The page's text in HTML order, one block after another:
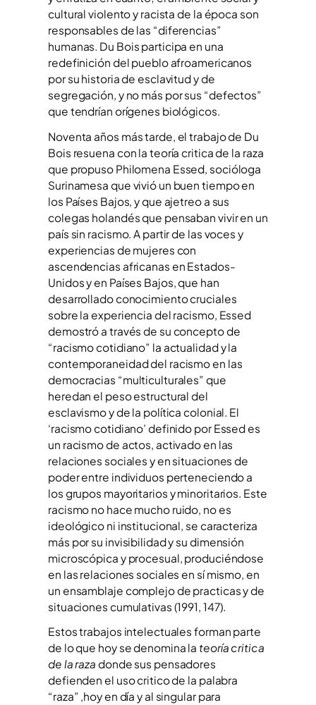
cultural violento y racista de la época son
responsables de las “diferencias”
humanas. Du Bois participa en una
redefinición del pueblo afroamericanos
por su historia de esclavitud y de
segregación, y no más por sus “defectos”
que tendrían orígenes biológicos.
Noventa años más tarde, el trabajo de Du
Bois resuena con la teoría critica de la raza
que propuso Philomena Essed, socióloga
Surinamesa que vivió un buen tiempo en
los Países Bajos, y que ajetreo a sus
colegas holandés que pensaban vivir en un
país sin racismo. A partir de las voces y
experiencias de mujeres con
ascendencias africanas en Estados-
Unidos y en Países Bajos, que han
desarrollado conocimiento cruciales
sobre la experiencia del racismo, Essed
demostró a través de su concepto de
“racismo cotidiano” la actualidad y la
contemporaneidad del racismo en las
democracias “multiculturales” que
heredan el peso estructural del
esclavismo y de la política colonial. El
‘racismo cotidiano’ definido por Essed es
un racismo de actos, activado en las
relaciones sociales y en situaciones de
poder entre individuos perteneciendo a
los grupos mayoritarios y minoritarios. Este
racismo no hace mucho ruido, no es
ideológico ni institucional, se caracteriza
más por su invisibilidad y su dimensión
microscópica y procesual, produciéndose
en las relaciones sociales en sí mismo, en
un ensamblaje complejo de practicas y de
situaciones cumulativas (1991, 147).
Estos trabajos intelectuales forman parte
de lo que hoy se denomina la teoría critica
de la raza donde sus pensadores
defienden el uso critico de la palabra
“raza” ,hoy en día y al singular para